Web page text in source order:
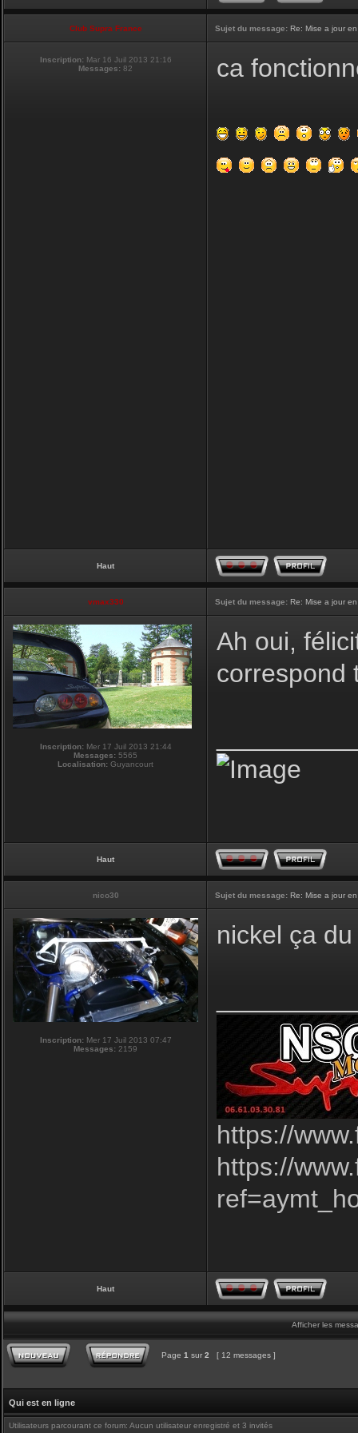
Club Supra France Sujet du message: Re: Mise a jour
Inscription: Mar 16 Juil 2013 21:16
Messages: 82 ca
Haut
vmax330 Sujet du message: Re: Mise a jour
Inscription:Mer 17 Juil 2013 21:44
Messages: 5565
Localisation: Guyancourt
Ah oui,
correspond
Haut
nico30 Sujet du message: Re: Mise a jour
Inscription:Mer 17 Juil 2013 07:47
Messages: 2159
nickel ça
https://
https://
Haut
Afficher les
Page 1 sur 2 [ 12 messages ]
Qui est en ligne
Utilisateurs parcourant ce forum: Aucun utilisateur enregistré et 3 invités